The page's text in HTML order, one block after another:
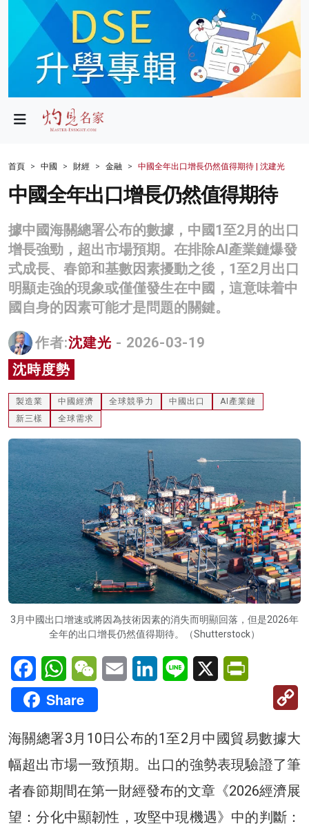
政局
財經
生活
商業
科技
影片
名家榜
灼見活動
首頁 中國 財經 金融 中國全年出口增長仍然值得期待 | 沈建光
中國全年出口增長仍然值得期待
據中國海關總署公布的數據，中國1至2月的出口
增長強勁，超出市場預期。在排除AI產業鏈爆發
式成長、春節和基數因素擾動之後，1至2月出口
明顯走強的現象或僅僅發生在中國，這意味着中
國自身的因素可能才是問題的關鍵。
作者:沈建光 - 2026-03-19
沈時度勢
製造業 中國經濟 全球競爭力 中國出口
AI產業鏈
新三樣
全球需求
3月中國出口增速或將因為技術因素的消失而明顯回落，但是2026年
全年的出口增長仍然值得期待。（Shutterstock）
FacebookWhatsAppWeChatEmail LinkedInLine X
Share
海關總署3月10日公布的1至2月中國貿易數據大
幅超出市場一致預期。出口的強勢表現驗證了筆
者春節期間在第一財經發布的文章《2026經濟展
望：分化中顯韌性，攻堅中現機遇》中的判斷：